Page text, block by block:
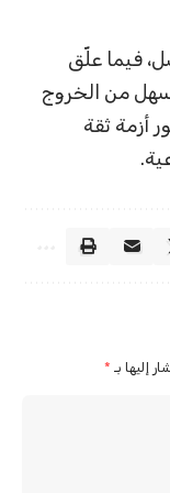
فيما علّق
من الخروج
أزمة ثقة
إليها بـ *